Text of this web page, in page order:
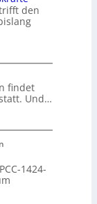
den
findet
Und…
1424-